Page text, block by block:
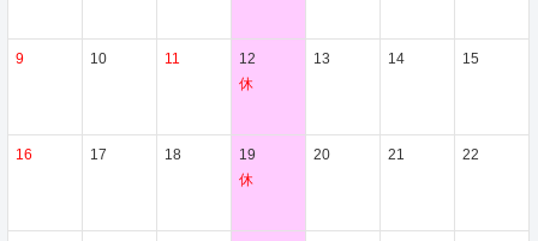
9 10 11
12
休
13 14 15
16 17 18
19
休
20 21 22